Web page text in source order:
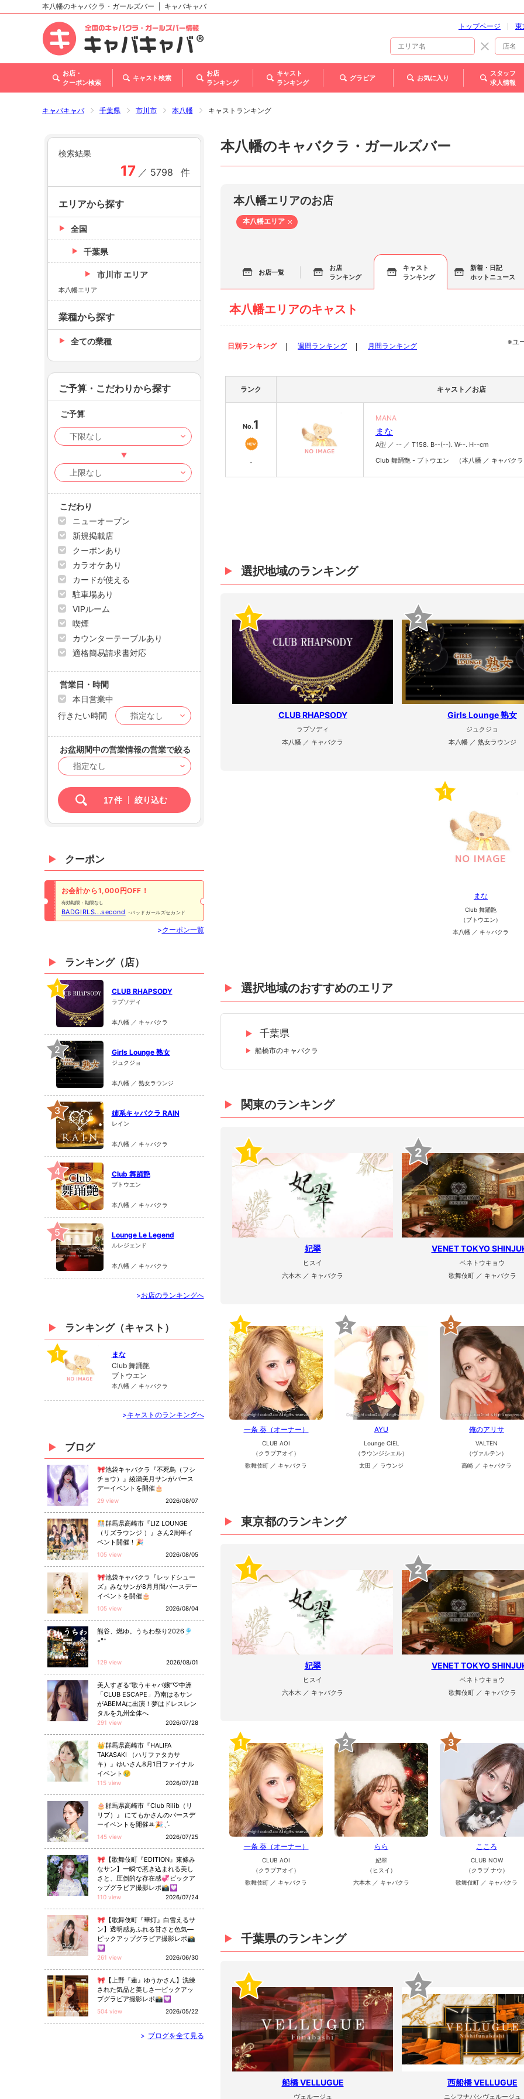
北海道
東北
甲信越・北陸
関西
本八幡のキャバクラ・ガールズバー キャバキャバ
トップページ 東
お店・
クーポン検索
キャスト検索
お店
ランキング
キャスト
ランキング
グラビア お気に入り
スタッフ
求人情報
キャバキャバ 千葉県 市川市 本八幡 キャストランキング
本八幡のキャバクラ・ガールズバー
本八幡エリアのお店
本八幡エリア
お店一覧
お店
ランキング
キャスト
ランキング
新着・日記
ホットニュース
本八幡エリアのキャスト
日別ランキング 週間ランキング 月間ランキング ※ユ
ランク キャスト／お店
No.1
-
MANA
まな
A型 ／ -- ／ T158. B--(--). W--. H--cm
Club 舞踊艶 - ブトウエン （本八幡 ／ キャバクラ
選択地域のランキング
1
CLUB RHAPSODY
ラプソディ
本八幡 ／ キャバクラ
2
Girls Lounge 熟女
ジュクジョ
本八幡 ／ 熟女ラウンジ
1
まな
Club 舞踊艶
（ブトウエン）
本八幡 ／ キャバクラ
選択地域のおすすめのエリア
千葉県
船橋市のキャバクラ
関東のランキング
1
妃翠
ヒスイ
六本木 ／ キャバクラ
2
VENET TOKYO
ベネトウキョウ
歌舞伎町 ／ キャバクラ
1
一条 葵（オーナー）
CLUB AOI
（クラブアオイ）
歌舞伎町 ／ キャバクラ
2
AYU
Lounge CIEL
（ラウンジシエル）
太田 ／ ラウンジ
3
俺のアリサ
VALTEN
（ヴァルテン）
高崎 ／ キャバクラ
東京都のランキング
1
妃翠
ヒスイ
六本木 ／ キャバクラ
2
VENET TOKYO
ベネトウキョウ
歌舞伎町 ／ キャバクラ
1
一条 葵（オーナー）
CLUB AOI
（クラブアオイ）
歌舞伎町 ／ キャバクラ
2
らら
妃翠
（ヒスイ）
六本木 ／ キャバクラ
3
こころ
CLUB NOW
（クラブ ナウ）
歌舞伎町 ／ キャバクラ
千葉県のランキング
1
船橋 VELLUGUE
ヴェルージュ
2
西船橋 VELLUGUE
ニシフナバシヴェルージュ
検索結果
17 ／ 5798 件
エリアから探す
全国
千葉県
市川市 エリア
本八幡エリア
業種から探す
全ての業種
ご予算・こだわりから探す
ご予算
こだわり
ニューオープン
新規掲載店
クーポンあり
カラオケあり
カードが使える
駐車場あり
VIPルーム
喫煙
カウンターテーブルあり
適格簡易請求書対応
営業日・時間
本日営業中
行きたい時間
お盆期間中の営業情報の営業で絞る
17件 絞り込む
クーポン
お会計から1,000円OFF！
有効期限：期限なし
BADGIRLS...second バッドガールズセカンド
>クーポン一覧
ランキング（店）
1 CLUB RHAPSODY
ラプソディ
本八幡 ／ キャバクラ
2 Girls Lounge 熟女
ジュクジョ
本八幡 ／ 熟女ラウンジ
3 姉系キャバクラ RAIN
レイン
本八幡 ／ キャバクラ
4 Club 舞踊艶
ブトウエン
本八幡 ／ キャバクラ
5 Lounge Le Legend
ルレジェンド
本八幡 ／ キャバクラ
>お店のランキングへ
ランキング（キャスト）
1
まな
Club 舞踊艶
ブトウエン
本八幡 ／ キャバクラ
>キャストのランキングへ
ブログ
🎀池袋キャバクラ『不死鳥（フシ
チョウ）』綾瀬美月サンがバース
デーイベントを開催🎂
29 view 2026/08/07
🎊群馬県高崎市『LIZ LOUNGE
（リズラウンジ ）』さん2周年イ
ベント開催！🎉
105 view 2026/08/05
🎀池袋キャバクラ『レッドシュー
ズ』みなサンが8月月間バースデー
イベントを開催🎂
105 view 2026/08/04
熊谷、燃ゆ。うちわ祭り2026🎐
◦°⁺
129 view 2026/08/01
美人すぎる“歌うキャバ嬢”♡中洲
「CLUB ESCAPE」乃南はるサン
がABEMAに出演！夢はドレスレン
タルを九州全体へ
291 view 2026/07/28
👑群馬県高崎市『HALIFA
TAKASAKI （ハリファタカサ
キ）』ゆいさん8月1日ファイナル
イベント😢
115 view 2026/07/28
🎂群馬県高崎市『Club Rilib（リ
リブ）』 にてもかさんのバースデ
ーイベントを開催ꔛ🎉ˎˊ˗
145 view 2026/07/25
🎀【歌舞伎町『EDITION』東條み
なサン】一瞬で惹き込まれる美し
さと、圧倒的な存在感💞ピックア
ップグラビア撮影レポ📸💟
110 view 2026/07/24
🎀【歌舞伎町『華灯』白雪えるサ
ン】透明感あふれる甘さと色気—
ピックアップグラビア撮影レポ📸
💟
261 view 2026/06/30
🎀【上野『蓮』ゆうかさん】洗練
された気品と美しさ—ピックアッ
プグラビア撮影レポ📸💟
504 view 2026/05/22
> ブログを全て見る